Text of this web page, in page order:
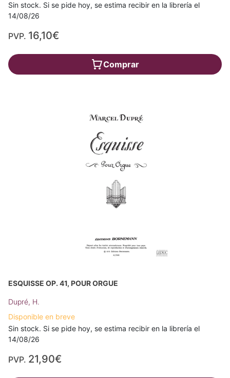
Sin stock. Si se pide hoy, se estima recibir en la librería el
14/08/26
PVP. 16,10€
Comprar
ESQUISSE OP. 41, POUR ORGUE
Dupré, H.
Disponible en breve
Sin stock. Si se pide hoy, se estima recibir en la librería el
14/08/26
PVP. 21,90€